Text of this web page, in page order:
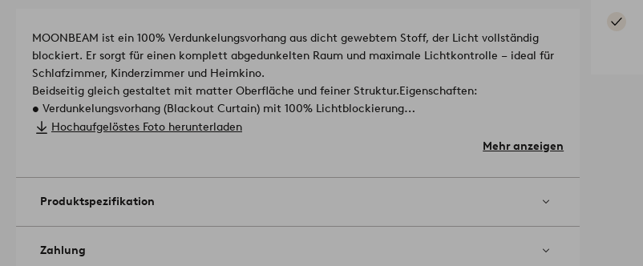
MOONBEAM ist ein 100% Verdunkelungsvorhang aus dicht gewebtem Stoff, der Licht vollständig
blockiert. Er sorgt für einen komplett abgedunkelten Raum und maximale Lichtkontrolle – ideal für
Schlafzimmer, Kinderzimmer und Heimkino.
Beidseitig gleich gestaltet mit matter Oberfläche und feiner Struktur.Eigenschaften:
• Verdunkelungsvorhang (Blackout Curtain) mit 100% Lichtblockierung
• Blockiert Tageslicht vollständig
• Dicht gewebter Stoff mit matter Struktur
• Beidseitig identisches Design
Polyester.
Hochaufgelöstes Foto herunterladen
Mehr anzeigen
Produktspezifikation
Zahlung